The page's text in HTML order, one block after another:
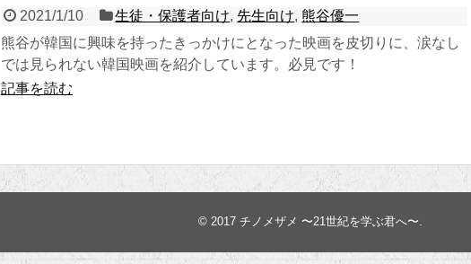
2021/1/10 生徒・保護者向け, 先生向け,熊谷優一
熊谷が韓国に興味を持ったきっかけにとなった映画を皮切りに、涙なし
では見られない韓国映画を紹介しています。必見です！
記事を読む
© 2017 チノメザメ 〜21世紀を学ぶ君へ〜